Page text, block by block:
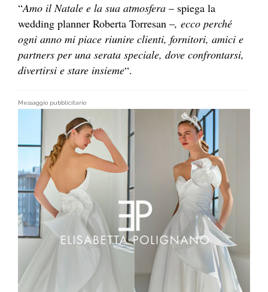
“Amo il Natale e la sua atmosfera – spiega la
wedding planner Roberta Torresan –, ecco perché
ogni anno mi piace riunire clienti, fornitori, amici e
partners per una serata speciale, dove confrontarsi,
divertirsi e stare insieme“.
Messaggio pubblicitario